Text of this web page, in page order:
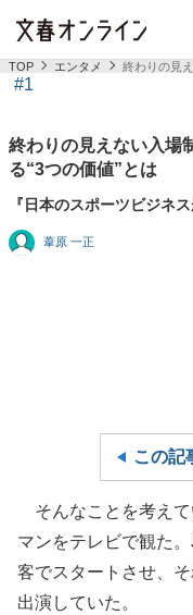
TOP エンタメ 終わりの見
#1
終わりの見えない入場
る“3つの価値”とは
『日本のスポーツビジネ
葦原 一正
この記
そんなことを考えて
マンをテレビで観た
客でスタートさせ、
出演していた。